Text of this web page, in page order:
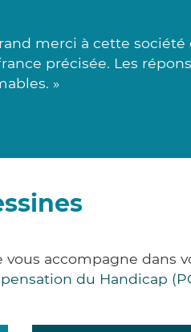
merci à cette société
précisée. Les
»
accompagne dans
du Handicap